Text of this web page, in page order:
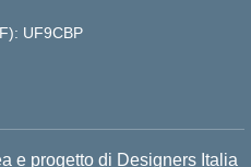
UF9CBP
e progetto di Designers Italia